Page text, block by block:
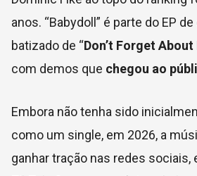
anos. “Babydoll” é parte do EP
batizado de “Don’t Forget About
com demos que chegou ao
Embora não tenha sido
como um single, em 2026, a
ganhar tração nas redes sociais,